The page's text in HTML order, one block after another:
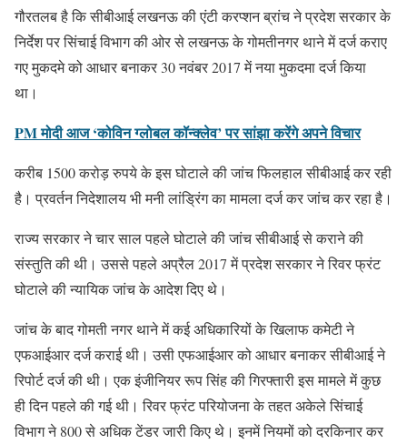
गौरतलब है कि सीबीआई लखनऊ की एंटी करप्शन ब्रांच ने प्रदेश सरकार के
निर्देश पर सिंचाई विभाग की ओर से लखनऊ के गोमतीनगर थाने में दर्ज कराए
गए मुकदमे को आधार बनाकर 30 नवंबर 2017 में नया मुकदमा दर्ज किया
था।
PM मोदी आज ‘कोविन ग्लोबल कॉन्क्लेव’ पर सांझा करेंगे अपने विचार
करीब 1500 करोड़ रुपये के इस घोटाले की जांच फिलहाल सीबीआई कर रही
है। प्रवर्तन निदेशालय भी मनी लांड्रिंग का मामला दर्ज कर जांच कर रहा है।
राज्य सरकार ने चार साल पहले घोटाले की जांच सीबीआई से कराने की
संस्तुति की थी। उससे पहले अप्रैल 2017 में प्रदेश सरकार ने रिवर फ्रंट
घोटाले की न्यायिक जांच के आदेश दिए थे।
जांच के बाद गोमती नगर थाने में कई अधिकारियों के खिलाफ कमेटी ने
एफआईआर दर्ज कराई थी। उसी एफआईआर को आधार बनाकर सीबीआई ने
रिपोर्ट दर्ज की थी। एक इंजीनियर रूप सिंह की गिरफ्तारी इस मामले में कुछ
ही दिन पहले की गई थी। रिवर फ्रंट परियोजना के तहत अकेले सिंचाई
विभाग ने 800 से अधिक टेंडर जारी किए थे। इनमें नियमों को दरकिनार कर